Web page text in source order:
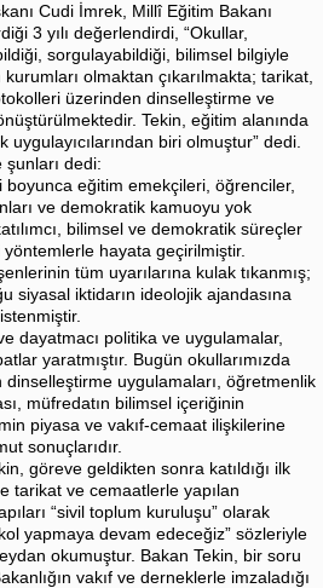
Cudi İmrek, Millî Eğitim Bakanı
3 yılı değerlendirdi, “Okullar,
sorgulayabildiği, bilimsel bilgiyle
olmaktan çıkarılmakta; tarikat,
üzerinden dinselleştirme ve
Tekin, eğitim alanında
biri olmuştur” dedi.
şunları dedi:
boyunca eğitim emekçileri, öğrenciler,
ve demokratik kamuoyu yok
bilimsel ve demokratik süreçler
hayata geçirilmiştir.
tüm uyarılarına kulak tıkanmış;
siyasal iktidarın ideolojik ajandasına
ve dayatmacı politika ve uygulamalar,
yaratmıştır. Bugün okullarımızda
uygulamaları, öğretmenlik
müfredatın bilimsel içeriğinin
piyasa ve vakıf-cemaat ilişkilerine
sonuçlarıdır.
göreve geldikten sonra katıldığı ilk
tarikat ve cemaatlerle yapılan
“sivil toplum kuruluşu” olarak
yapmaya devam edeceğiz” sözleriyle
okumuştur. Bakan Tekin, bir soru
vakıf ve derneklerle imzaladığı